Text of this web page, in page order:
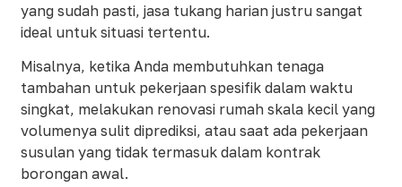
yang sudah pasti, jasa tukang harian justru sangat
ideal untuk situasi tertentu.
Misalnya, ketika Anda membutuhkan tenaga
tambahan untuk pekerjaan spesifik dalam waktu
singkat, melakukan renovasi rumah skala kecil yang
volumenya sulit diprediksi, atau saat ada pekerjaan
susulan yang tidak termasuk dalam kontrak
borongan awal.